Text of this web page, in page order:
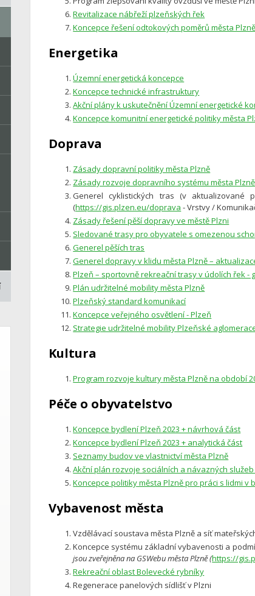
Revitalizace nábřeží plzeňských řek
Koncepce řešení odtokových poměrů města Plzně
Energetika
Územní energetická koncepce
Koncepce technické infrastruktury
Akční plány k uskutečnění Územní energetické
Koncepce komunitní energetické politiky města
Doprava
Zásady dopravní politiky města Plzně
Zásady rozvoje dopravního systému města Plzně
Generel cyklistických tras (v aktualizované
(https://gis.plzen.eu/doprava - Vrstvy /
Zásady řešení pěší dopravy ve městě Plzni
Sledované trasy pro obyvatele s omezenou
Generel pěších tras
Generel dopravy v klidu města Plzně –
Plzeň – sportovně rekreační trasy v údolích řek -
Plán udržitelné mobility města Plzně
Plzeňský standard komunikací
Koncepce veřejného osvětlení - Plzeň
Strategie udržitelné mobility Plzeňské
Kultura
Program rozvoje kultury města Plzně na období
Péče o obyvatelstvo
Koncepce bydlení Plzeň 2023 + návrhová část
Koncepce bydlení Plzeň 2023 + analytická část
Seznamy budov ve vlastnictví města Plzně
Akční plán rozvoje sociálních a návazných
Koncepce politiky města Plzně pro práci s lidmi v
Vybavenost města
Vzdělávací soustava města Plzně a síť
Koncepce systému základní vybavenosti a
jsou zveřejněna na GSWebu města Plzně (https://
Rekreační oblast Bolevecké rybníky
Regenerace panelových sídlišť v Plzni